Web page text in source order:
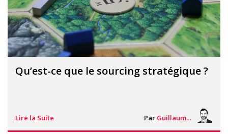
Qu’est-ce que le sourcing stratégique ?
Lire la Suite Par Guillaume Vigneron